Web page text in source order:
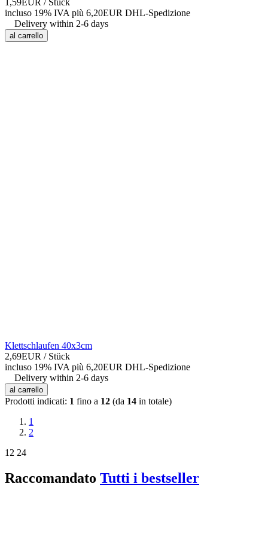
incluso 19% IVA più 6,20EUR DHL-Spedizione
Delivery within 2-6 days
al carrello
Klettschlaufen 40x3cm
2,69EUR / Stück
incluso 19% IVA più 6,20EUR DHL-Spedizione
Delivery within 2-6 days
al carrello
Prodotti indicati: 1 fino a 12 (da 14 in totale)
1
2
12 24
Raccomandato Tutti i bestseller